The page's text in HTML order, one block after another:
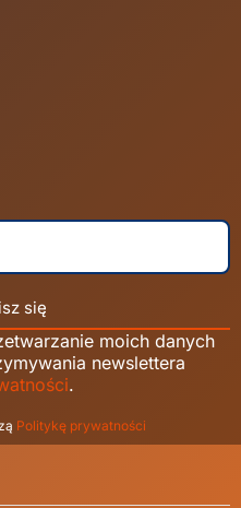
się
moich danych
newslettera
.
Politykę prywatności